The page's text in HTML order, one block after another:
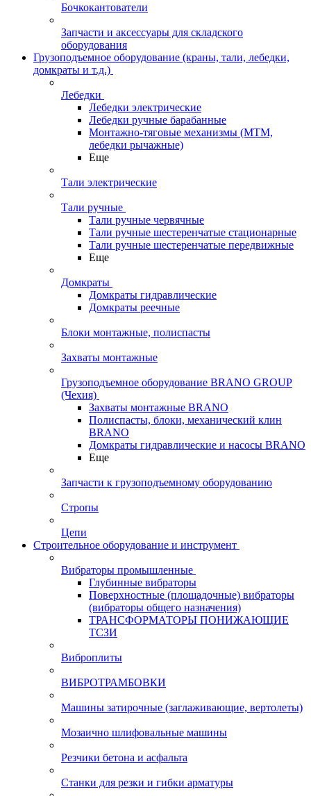
Бочкокантователи
Запчасти и аксессуары для складского
оборудования
Грузоподъемное оборудование (краны, тали, лебедки,
домкраты и т.д.)
Лебедки
Лебедки электрические
Лебедки ручные барабанные
Монтажно-тяговые механизмы (МТМ,
лебедки рычажные)
Еще
Тали электрические
Тали ручные
Тали ручные червячные
Тали ручные шестеренчатые стационарные
Тали ручные шестеренчатые передвижные
Еще
Домкраты
Домкраты гидравлические
Домкраты реечные
Блоки монтажные, полиспасты
Захваты монтажные
Грузоподъемное оборудование BRANO GROUP
(Чехия)
Захваты монтажные BRANO
Полиспасты, блоки, механический клин
BRANO
Домкраты гидравлические и насосы BRANO
Еще
Запчасти к грузоподъемному оборудованию
Стропы
Цепи
Строительное оборудование и инструмент
Вибраторы промышленные
Глубинные вибраторы
Поверхностные (площадочные) вибраторы
(вибраторы общего назначения)
ТРАНСФОРМАТОРЫ ПОНИЖАЮЩИЕ
ТСЗИ
Виброплиты
ВИБРОТРАМБОВКИ
Машины затирочные (заглаживающие, вертолеты)
Мозаично шлифовальные машины
Резчики бетона и асфальта
Станки для резки и гибки арматуры